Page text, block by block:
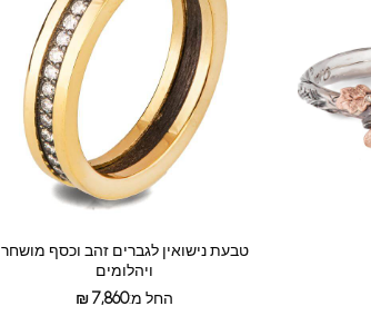
טבעת נישואין לגברים זהב וכסף מושחר
ויהלומים
החל מ:
₪7,860